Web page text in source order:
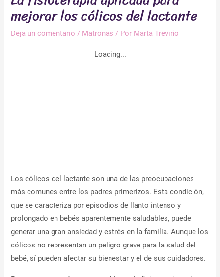
mejorar los cólicos del lactante
Deja un comentario / Matronas / Por Marta Treviño
Loading...
Los cólicos del lactante son una de las preocupaciones
más comunes entre los padres primerizos. Esta condición,
que se caracteriza por episodios de llanto intenso y
prolongado en bebés aparentemente saludables, puede
generar una gran ansiedad y estrés en la familia. Aunque los
cólicos no representan un peligro grave para la salud del
bebé, sí pueden afectar su bienestar y el de sus cuidadores.